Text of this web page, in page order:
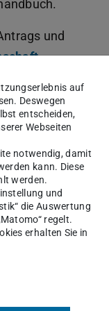
und
.
der TU
Moduls
auf
Deswegen
entscheiden,
Webseiten
notwendig, damit
kann. Diese
werden.
und
die Auswertung
regelt.
erhalten Sie in